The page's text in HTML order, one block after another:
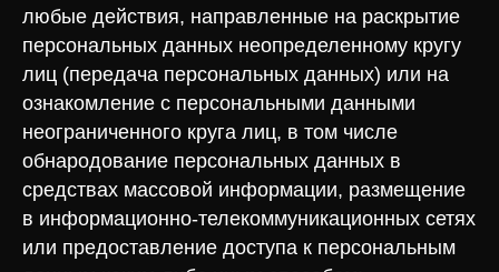
любые действия, направленные на раскрытие
персональных данных неопределенному кругу
лиц (передача персональных данных) или на
ознакомление с персональными данными
неограниченного круга лиц, в том числе
обнародование персональных данных в
средствах массовой информации, размещение
в информационно-телекоммуникационных сетях
или предоставление доступа к персональным